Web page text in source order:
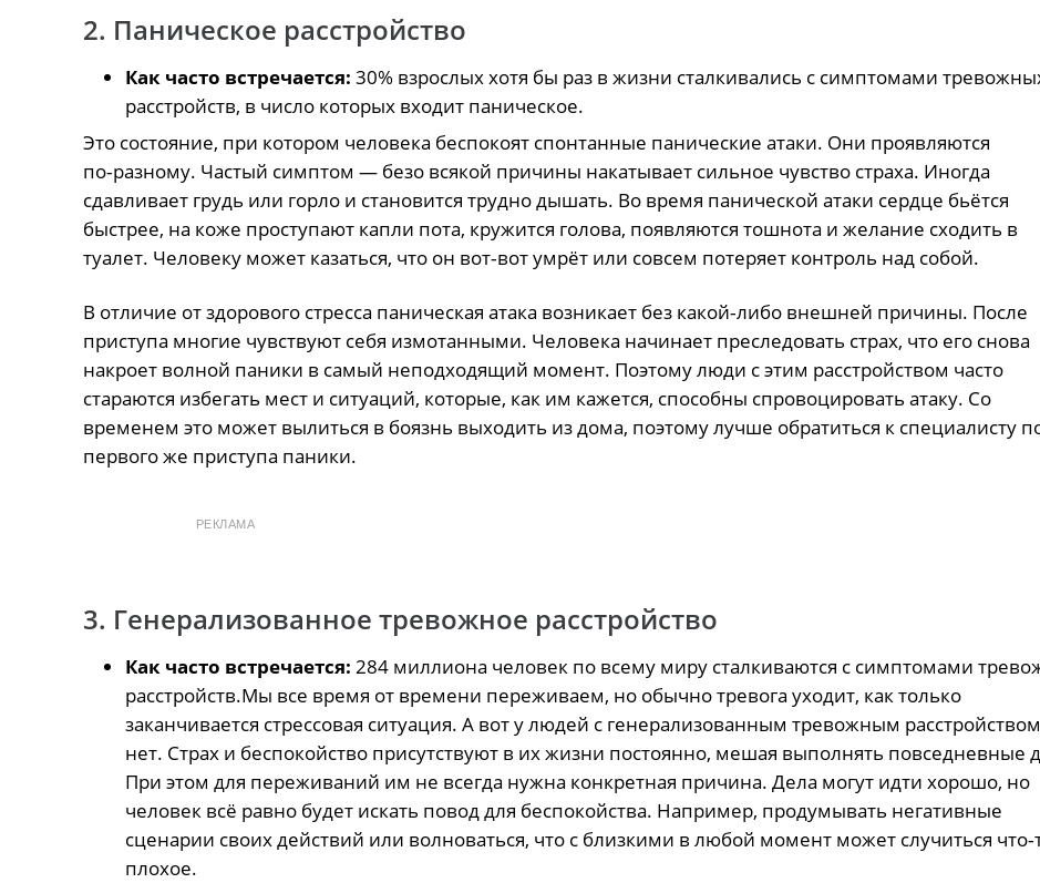
2. Паническое расстройство
Как часто встречается: 30% взрослых хотя бы раз в жизни сталкивались с симптомами
расстройств, в число которых входит паническое.
Это состояние, при котором человека беспокоят спонтанные панические атаки. Они проявляются
по‑разному. Частый симптом — безо всякой причины накатывает сильное чувство страха. Иногда
сдавливает грудь или горло и становится трудно дышать. Во время панической атаки сердце бьётся
быстрее, на коже проступают капли пота, кружится голова, появляются тошнота и желание сходить в
туалет. Человеку может казаться, что он вот‑вот умрёт или совсем потеряет контроль над собой.
В отличие от здорового стресса паническая атака возникает без какой‑либо внешней причины. После
приступа многие чувствуют себя измотанными. Человека начинает преследовать страх, что его снова
накроет волной паники в самый неподходящий момент. Поэтому люди с этим расстройством часто
стараются избегать мест и ситуаций, которые, как им кажется, способны спровоцировать атаку. Со
временем это может вылиться в боязнь выходить из дома, поэтому лучше обратиться к специалисту
первого же приступа паники.
РЕКЛАМА
3. Генерализованное тревожное расстройство
Как часто встречается: 284 миллиона человек по всему миру сталкиваются с симптомами
расстройств.Мы все время от времени переживаем, но обычно тревога уходит, как только
заканчивается стрессовая ситуация. А вот у людей с генерализованным тревожным
нет. Страх и беспокойство присутствуют в их жизни постоянно, мешая выполнять повседневные
При этом для переживаний им не всегда нужна конкретная причина. Дела могут идти хорошо, но
человек всё равно будет искать повод для беспокойства. Например, продумывать негативные
сценарии своих действий или волноваться, что с близкими в любой момент может случиться
плохое.